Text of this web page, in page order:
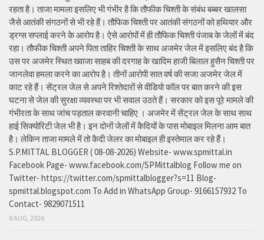
रहता है। ताजा मामला इसलिए भी गंभीर है कि तौफीक चिश्ती के संबंध बब्बर खालसा
जैसे आतंकी संगठनों से भी रहे हैं। तौफिक चिश्ती पर आतंकी संगठनों को हथियार और
ड्रग्स सप्लाई करने के आरोप है। ऐसे आरोपों में ही तौफिक चिश्ती पंजाब के जेलों में बंद
रहा। तौफीक चिश्ती अपने पिता ताहिर चिश्ती के साथ अजमेर जेल में इसलिए बंद है कि
उस पर अजमेर स्थित ख्वाजा साहब की दरगाह के खादिम हाजी बिलाल हुसैन चिश्ती पर
जानलेवा हमला करने का आरोप है। तीनों आरोपी सात वर्ष की सजा अजमेर जेल में
काट रहे हैं। सेंट्रल जेल से अपने रिश्तेदारों से वीडियो कॉल पर बात करने की इस
घटना से जेल की सुरक्षा व्यवस्था पर भी सवाल उठते हैं। सरकार को इस पूरे मामले की
गंभीरता के साथ जांच पड़ताल करवानी चाहिए । अजमेर में सेंट्रल जेल के साथ साथ
हाई सिक्योरिटी जेल भी है। इन दोनों जेलों में कैदियों के पास मोबाइल मिलना आम बात
है। लेकिन ताजा मामले में तो कैदी जेलर का मोबाइल ही इस्तेमाल कर रहे हैं।
S.P.MITTAL BLOGGER ( 08-08-2026) Website- www.spmittal.in
Facebook Page- www.facebook.com/SPMittalblog Follow me on
Twitter- https://twitter.com/spmittalblogger?s=11 Blog-
spmittal.blogspot.com To Add in WhatsApp Group- 9166157932 To
Contact- 9829071511
8 AUG, 2026